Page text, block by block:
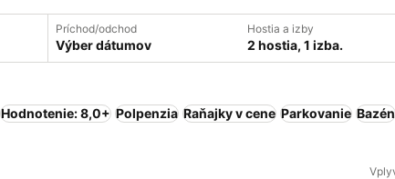
Príchod/odchod
Výber dátumov
Hostia a izby
2 hostia, 1 izba.
Hodnotenie: 8,0+ Polpenzia Raňajky v cene Parkovanie Bazén